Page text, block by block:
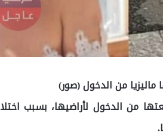
من الدخول (صور)
من الدخول لأراضيها، بسبب